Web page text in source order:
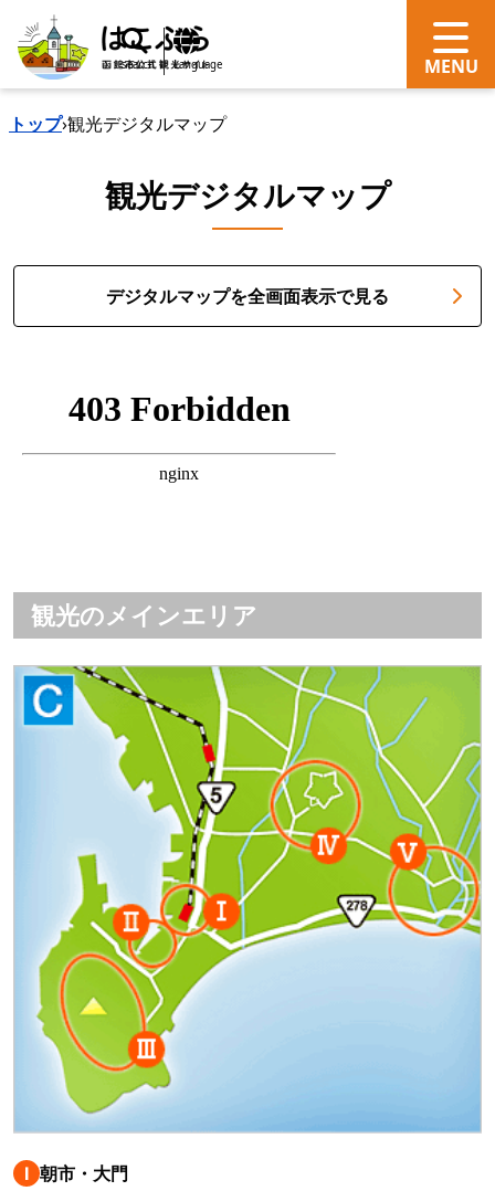
search Language
トップ›観光デジタルマップ
観光デジタルマップ
デジタルマップを全画面表示で見る
観光のメインエリア
Ⅰ 朝市・大門